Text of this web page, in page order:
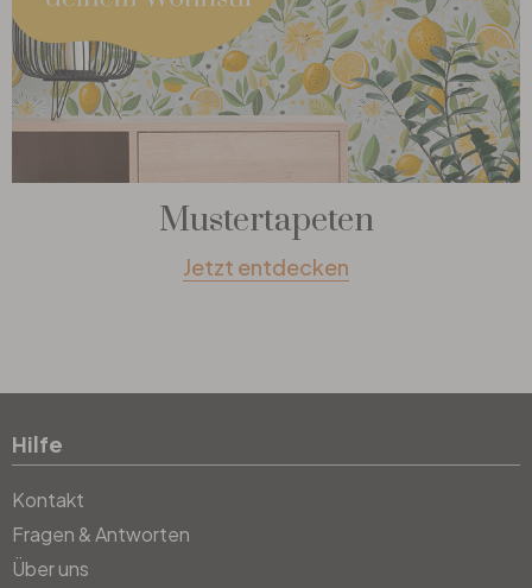
Mustertapeten
Jetzt entdecken
Hilfe
Kontakt
Fragen & Antworten
Über uns